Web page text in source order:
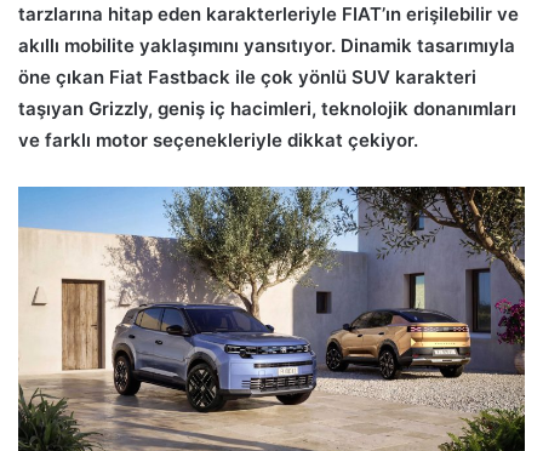
tarzlarına hitap eden karakterleriyle FIAT’ın erişilebilir ve
akıllı mobilite yaklaşımını yansıtıyor. Dinamik tasarımıyla
öne çıkan Fiat Fastback ile çok yönlü SUV karakteri
taşıyan Grizzly, geniş iç hacimleri, teknolojik donanımları
ve farklı motor seçenekleriyle dikkat çekiyor.